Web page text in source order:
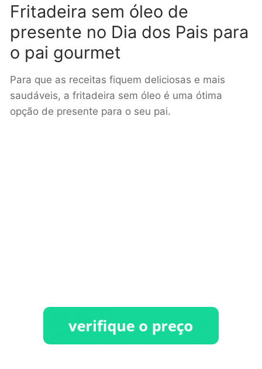
Fritadeira sem óleo de
presente no Dia dos Pais para
o pai gourmet
Para que as receitas fiquem deliciosas e mais
saudáveis, a fritadeira sem óleo é uma ótima
opção de presente para o seu pai.